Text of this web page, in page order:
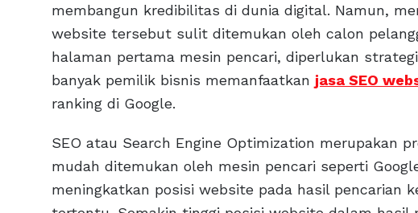
membangun kredibilitas di dunia digital. Namun,
website tersebut sulit ditemukan oleh calon
halaman pertama mesin pencari, diperlukan
banyak pemilik bisnis memanfaatkan jasa SEO
ranking di Google.
SEO atau Search Engine Optimization merupakan
mudah ditemukan oleh mesin pencari seperti
meningkatkan posisi website pada hasil pencarian